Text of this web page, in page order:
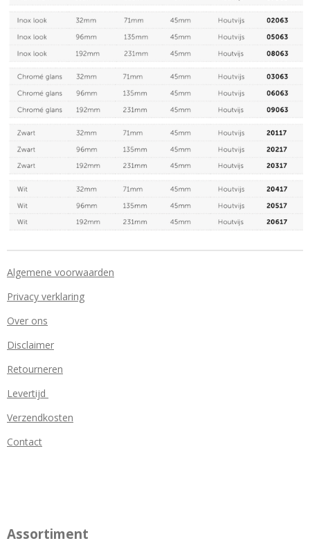
Algemene voorwaarden
Privacy verklaring
Over ons
Disclaimer
Retourneren
Levertijd
Verzendkosten
Contact
Assortiment